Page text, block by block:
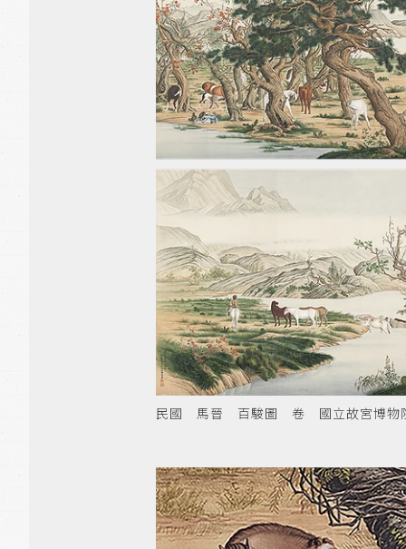
民國 馬晉 百駿圖 卷 國立故宮博物